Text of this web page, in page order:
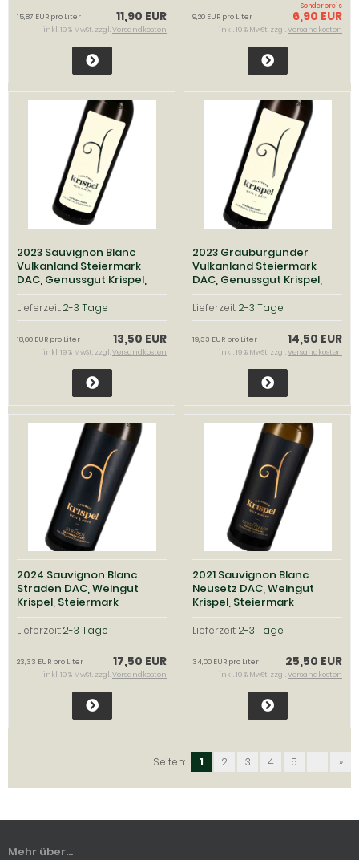
11,90 EUR
15,87 EUR pro Liter
inkl. 19 % MwSt. zzgl.Versandkosten
Sonderpreis
6,90 EUR
9,20 EUR pro Liter
inkl. 19 % MwSt. zzgl.Versandkosten
2023 Sauvignon Blanc
Vulkanland Steiermark
DAC, Genussgut Krispel,
Steiermark Vulkanland
Lieferzeit:2-3 Tage
13,50 EUR
18,00 EUR pro Liter
inkl. 19 % MwSt. zzgl.Versandkosten
2023 Grauburgunder
Vulkanland Steiermark
DAC, Genussgut Krispel,
Steiermark Vulkanland
Lieferzeit:2-3 Tage
14,50 EUR
19,33 EUR pro Liter
inkl. 19 % MwSt. zzgl.Versandkosten
2024 Sauvignon Blanc
Straden DAC, Weingut
Krispel, Steiermark
Vulkanland
Lieferzeit:2-3 Tage
17,50 EUR
23,33 EUR pro Liter
inkl. 19 % MwSt. zzgl.Versandkosten
2021 Sauvignon Blanc
Neusetz DAC, Weingut
Krispel, Steiermark
Vulkanland
Lieferzeit:2-3 Tage
25,50 EUR
34,00 EUR pro Liter
inkl. 19 % MwSt. zzgl.Versandkosten
Seiten: 1 2 3 4 5 ... »
Mehr über...